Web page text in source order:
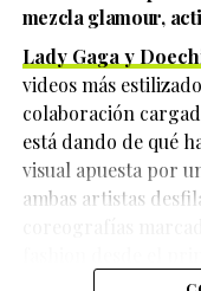
Hasta el momento,
mezcla glamour,
Lady Gaga y
videos más
colaboración
está dando de qué
visual apuesta por
ambas artistas